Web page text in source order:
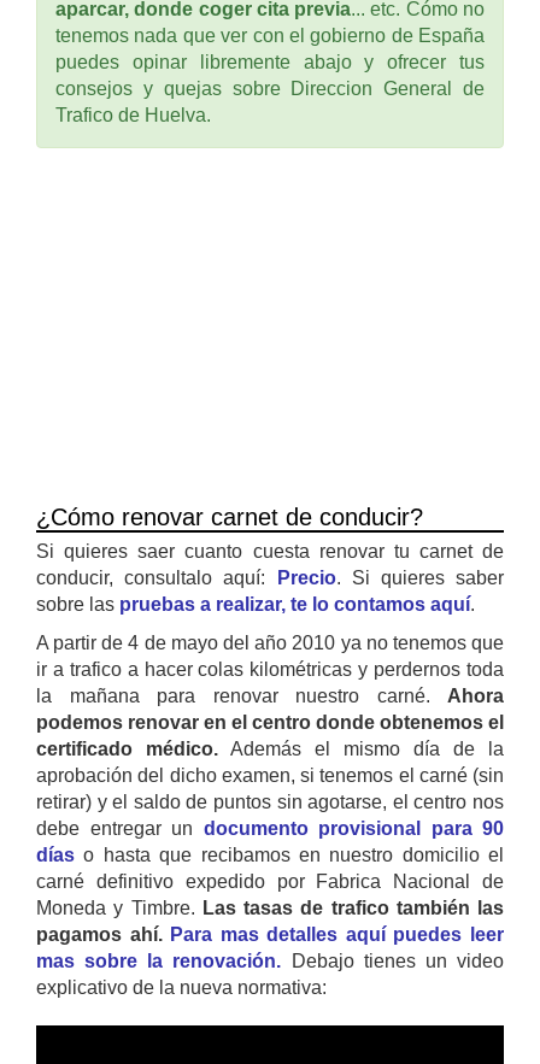
aparcar, donde coger cita previa... etc. Cómo no
tenemos nada que ver con el gobierno de España
puedes opinar libremente abajo y ofrecer tus
consejos y quejas sobre Direccion General de
Trafico de Huelva.
¿Cómo renovar carnet de conducir?
Si quieres saer cuanto cuesta renovar tu carnet de
conducir, consultalo aquí:
Precio. Si quieres saber
sobre las pruebas a realizar, te lo contamos aquí.
A partir de 4 de mayo del año 2010 ya no tenemos que
ir a trafico a hacer colas kilométricas y perdernos toda
la mañana para renovar nuestro carné. Ahora
podemos renovar en el centro donde obtenemos el
certificado médico. Además el mismo día de la
aprobación del dicho examen, si tenemos el carné (sin
retirar) y el saldo de puntos sin agotarse, el centro nos
debe entregar un documento provisional para 90
días o hasta que recibamos en nuestro domicilio el
carné definitivo expedido por Fabrica Nacional de
Moneda y Timbre. Las tasas de trafico también las
pagamos ahí. Para mas detalles aquí puedes leer
mas sobre la renovación. Debajo tienes un video
explicativo de la nueva normativa: